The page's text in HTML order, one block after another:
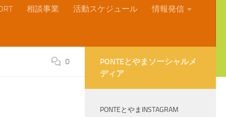
相談事業 活動スケジュール 情報発信
0
PONTEとやまソーシャルメ
ディア
PONTEとやまINSTAGRAM